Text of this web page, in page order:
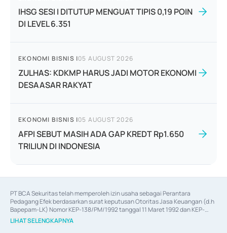
IHSG SESI I DITUTUP MENGUAT TIPIS 0,19 POIN
DI LEVEL 6.351
EKONOMI BISNIS |05 AUGUST 2026
ZULHAS: KDKMP HARUS JADI MOTOR EKONOMI
DESAASAR RAKYAT
EKONOMI BISNIS |05 AUGUST 2026
AFPI SEBUT MASIH ADA GAP KREDT Rp1.650
TRILIUN DI INDONESIA
PT BCA Sekuritas telah memperoleh izin usaha sebagai Perantara
Pedagang Efek berdasarkan surat keputusan Otoritas Jasa Keuangan (d.h
Bapepam-LK) Nomor KEP-138/PM/1992 tanggal 11 Maret 1992 dan KEP-
06/D.04/2014 tanggal 28 Februari 2014, izin usaha sebagai Penjamin Emisi
Efek berdasarkan surat keputusan Otoritas Jasa Keuangan Nomor KEP-
LIHAT SELENGKAPNYA